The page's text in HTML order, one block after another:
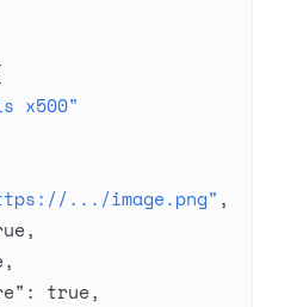
x500"
.../image.png" ,
,
,
: true,